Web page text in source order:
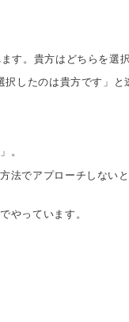
す。貴方はどちらを選択
したのは貴方です」と
。
法でアプローチしない
やっています。